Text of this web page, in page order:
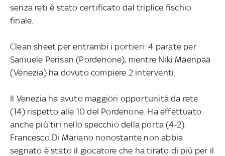
senza reti è stato certificato dal triplice fischio
finale.
Clean sheet per entrambi i portieri: 4 parate per
Samuele Perisan (Pordenone), mentre Niki Mäenpää
(Venezia) ha dovuto compiere 2 interventi.
Il Venezia ha avuto maggiori opportunità da rete
(14) rispetto alle 10 del Pordenone. Ha effettuato
anche più tiri nello specchio della porta (4-2).
Francesco Di Mariano nonostante non abbia
segnato è stato il giocatore che ha tirato di più per il